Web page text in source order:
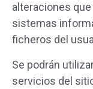
alteraciones
sistemas
ficheros del
Se podrán
servicios del